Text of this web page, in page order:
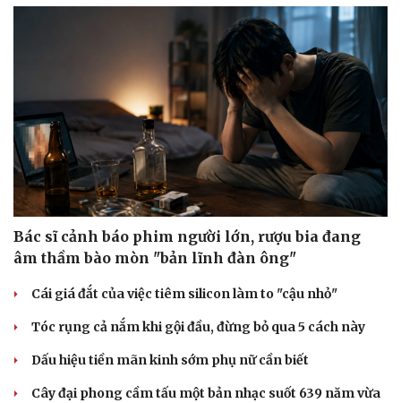
Bác sĩ cảnh báo phim người lớn, rượu bia đang
âm thầm bào mòn "bản lĩnh đàn ông"
Cái giá đắt của việc tiêm silicon làm to "cậu nhỏ"
Tóc rụng cả nắm khi gội đầu, đừng bỏ qua 5 cách này
Dấu hiệu tiền mãn kinh sớm phụ nữ cần biết
Cây đại phong cầm tấu một bản nhạc suốt 639 năm vừa